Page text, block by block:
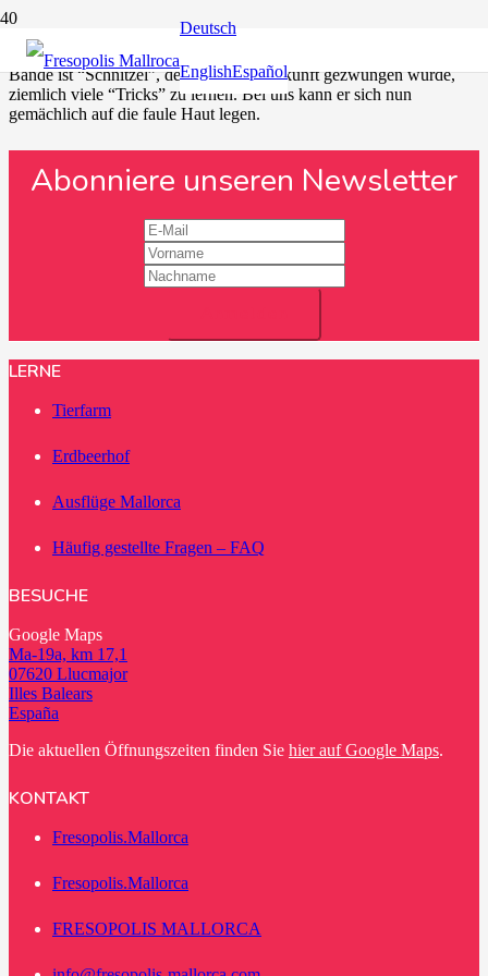
Deutsch
EnglishEspañol
Auf unserem Bauernhof leben Haus- und Hängebauchschweine in
allen Größen vom Ferkel bis zur Mutter-Sau. Chef der ganzen
Bande ist “Schnitzel”, der vor seiner Ankunft gezwungen wurde,
ziemlich viele “Tricks” zu lernen. Bei uns kann er sich nun
gemächlich auf die faule Haut legen.
Abonniere unseren Newsletter
LERNE
Tierfarm
Erdbeerhof
Ausflüge Mallorca
Häufig gestellte Fragen – FAQ
BESUCHE
Google Maps
Ma-19a, km 17,1
07620 Llucmajor
Illes Balears
España
Die aktuellen Öffnungszeiten finden Sie hier auf Google Maps.
KONTAKT
Fresopolis.Mallorca
Fresopolis.Mallorca
FRESOPOLIS MALLORCA